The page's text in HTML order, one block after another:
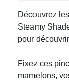
Découvrez
Steamy
pour
Fixez ces
mamelons,